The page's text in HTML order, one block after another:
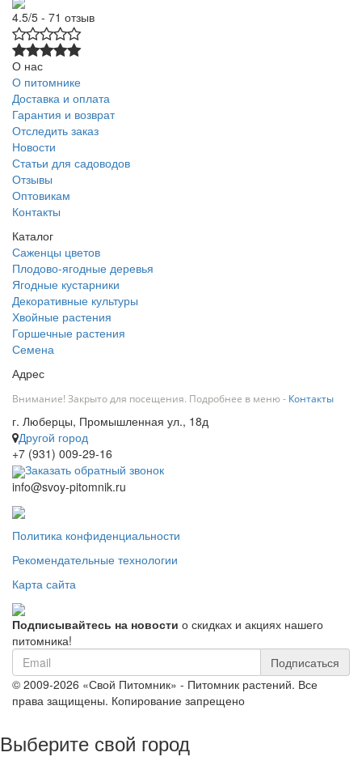
4.5/5 - 71 отзыв
О нас
О питомнике
Доставка и оплата
Гарантия и возврат
Отследить заказ
Новости
Статьи для садоводов
Отзывы
Оптовикам
Контакты
Каталог
Саженцы цветов
Плодово-ягодные деревья
Ягодные кустарники
Декоративные культуры
Хвойные растения
Горшечные растения
Семена
Адрес
Внимание! Закрыто для посещения. Подробнее в меню - Контакты
г. Люберцы, Промышленная ул., 18д
Другой город
+7 (931) 009-29-16
Заказать обратный звонок
info@svoy-pitomnik.ru
Политика конфиденциальности
Рекомендательные технологии
Карта сайта
Подписывайтесь на новости о скидках и акциях нашего
питомника!
Подписаться
© 2009-2026 «Свой Питомник» - Питомник растений. Все
права защищены. Копирование запрещено
Выберите свой город